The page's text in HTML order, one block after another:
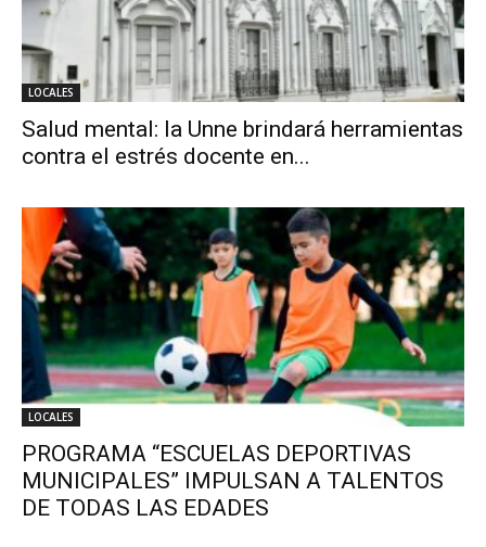
LOCALES
Salud mental: la Unne brindará herramientas
contra el estrés docente en...
LOCALES
PROGRAMA “ESCUELAS DEPORTIVAS
MUNICIPALES” IMPULSAN A TALENTOS
DE TODAS LAS EDADES